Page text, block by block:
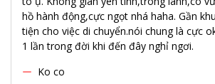
hồ hành động,cực ngọt nhá haha. Gần
tiện cho việc di chuyển.nói chung là cực
1 lần trong đời khi đến đây nghỉ ngơi.
Ko co